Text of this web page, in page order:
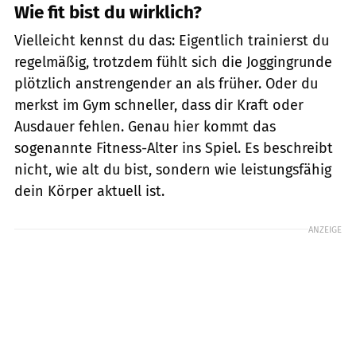
Wie fit bist du wirklich?
Vielleicht kennst du das: Eigentlich trainierst du
regelmäßig, trotzdem fühlt sich die Joggingrunde
plötzlich anstrengender an als früher. Oder du
merkst im Gym schneller, dass dir Kraft oder
Ausdauer fehlen. Genau hier kommt das
sogenannte Fitness-Alter ins Spiel. Es beschreibt
nicht, wie alt du bist, sondern wie leistungsfähig
dein Körper aktuell ist.
ANZEIGE